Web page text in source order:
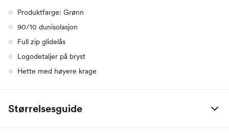
Produktfarge: Grønn
90/10 dunisolasjon
Full zip glidelås
Logodetaljer på bryst
Hette med høyere krage
Størrelsesguide